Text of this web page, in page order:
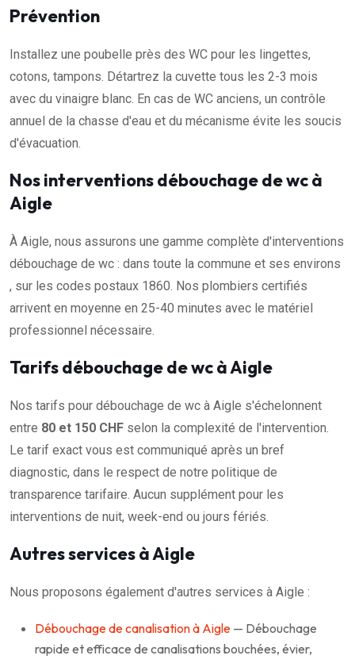
Prévention
Installez une poubelle près des WC pour les lingettes,
cotons, tampons. Détartrez la cuvette tous les 2-3 mois
avec du vinaigre blanc. En cas de WC anciens, un contrôle
annuel de la chasse d'eau et du mécanisme évite les soucis
d'évacuation.
Nos interventions débouchage de wc à
Aigle
À Aigle, nous assurons une gamme complète d'interventions
débouchage de wc : dans toute la commune et ses environs
, sur les codes postaux 1860. Nos plombiers certifiés
arrivent en moyenne en 25-40 minutes avec le matériel
professionnel nécessaire.
Tarifs débouchage de wc à Aigle
Nos tarifs pour débouchage de wc à Aigle s'échelonnent
entre 80 et 150 CHF selon la complexité de l'intervention.
Le tarif exact vous est communiqué après un bref
diagnostic, dans le respect de notre politique de
transparence tarifaire. Aucun supplément pour les
interventions de nuit, week-end ou jours fériés.
Autres services à Aigle
Nous proposons également d'autres services à Aigle :
Débouchage de canalisation à Aigle — Débouchage
rapide et efficace de canalisations bouchées, évier,